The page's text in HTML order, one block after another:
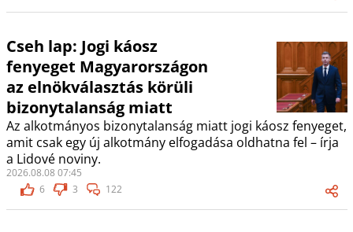
Cseh lap: Jogi káosz
fenyeget Magyarországon
az elnökválasztás körüli
bizonytalanság miatt
Az alkotmányos bizonytalanság miatt jogi káosz fenyeget,
amit csak egy új alkotmány elfogadása oldhatna fel – írja
a Lidové noviny.
2026.08.08 07:45
6
3 122